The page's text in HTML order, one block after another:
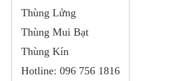
Thùng Lửng
Thùng Mui Bạt
Thùng Kín
Hotline: 096 756 1816